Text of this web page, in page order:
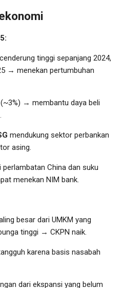
cenderung tinggi sepanjang 2024,
→ menekan pertumbuhan
→ membantu daya beli
mendukung sektor perbankan
asing.
perlambatan China dan suku
menekan NIM bank.
besar dari UMKM yang
tinggi → CKPN naik.
karena basis nasabah
dari ekspansi yang belum